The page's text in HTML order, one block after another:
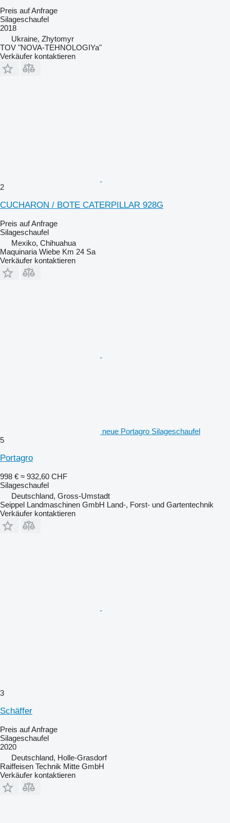
Preis auf Anfrage
Silageschaufel
2018
Ukraine, Zhytomyr
TOV "NOVA-TEHNOLOGIYa"
Verkäufer kontaktieren
2
CUCHARON / BOTE CATERPILLAR 928G
Preis auf Anfrage
Silageschaufel
Mexiko, Chihuahua
Maquinaria Wiebe Km 24 Sa
Verkäufer kontaktieren
neue Portagro Silageschaufel
5
Portagro
998 € ≈ 932,60 CHF
Silageschaufel
Deutschland, Gross-Umstadt
Seippel Landmaschinen GmbH Land-, Forst- und Gartentechnik
Verkäufer kontaktieren
3
Schäffer
Preis auf Anfrage
Silageschaufel
2020
Deutschland, Holle-Grasdorf
Raiffeisen Technik Mitte GmbH
Verkäufer kontaktieren